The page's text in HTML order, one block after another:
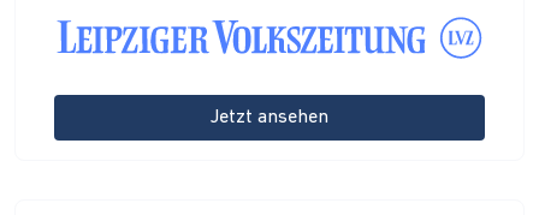
Jetzt ansehen